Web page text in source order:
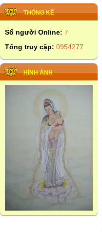
THỐNG KÊ
Số người Online: 7
Tổng truy cập: 0954277
HÌNH ẢNH